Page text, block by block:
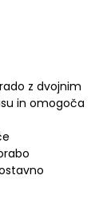
z dvojnim
in omogoča